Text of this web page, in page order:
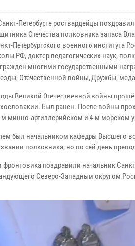
Петербурге росгвардейцы
Отечества полковника запаса
Петербургского военного института
РФ, доктор педагогических наук,
многими государственными
Отечественной войны, Дружбы,
Великой Отечественной войны
Был ранен. После войны
м минно-артиллерийском и 4-м морском
был начальником кафедры Высшего
полковника, но по сей день
поздравили начальник
Северо-Западным округом